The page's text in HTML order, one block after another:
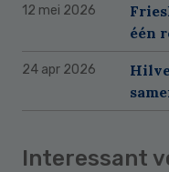
12 mei 2026
één
24 apr 2026
Interessant